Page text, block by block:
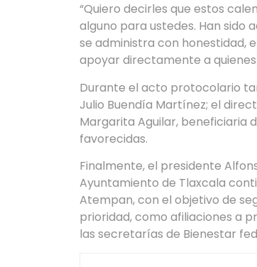
“Quiero decirles que estos
alguno para ustedes. Han sido
se administra con honestidad,
apoyar directamente a
Durante el acto protocolario
Julio Buendía Martínez; el
Margarita Aguilar, beneficiaria
favorecidas.
Finalmente, el presidente
Ayuntamiento de Tlaxcala
Atempan, con el objetivo de
prioridad, como afiliaciones a
las secretarías de Bienestar